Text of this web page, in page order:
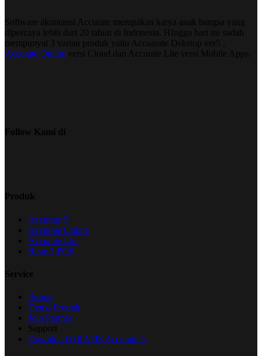
Software akuntansi Accurate merupakan karya anak bangsa yang
dipercaya lebih dari 20 tahun di Indonesia. HIngga hari ini sudah
mempunyai 3 varian produk yaitu Accuarate Dekstop ver5 ,
Accurate Online versi Cloud dan Accurate Lite versi Mobile Apps.
Follow Kami di
Produk
Accurate 5
Accurate Online
Accurate Lite
Rene 2 POS
Service
Promo
Demo Produk
Join Partner
Support
Download GRATIS Accurate 5